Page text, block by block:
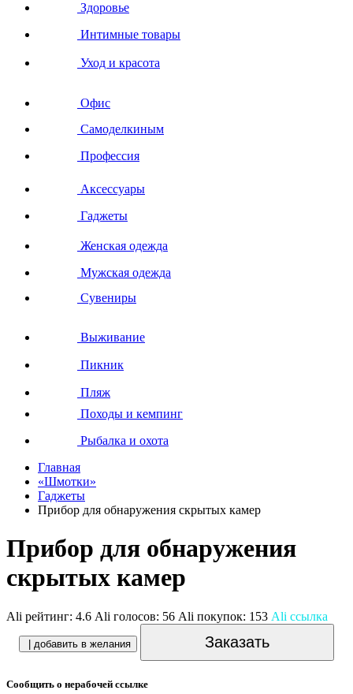
Здоровье
Интимные товары
Уход и красота
Офис
Самоделкиным
Профессия
Аксессуары
Гаджеты
Женская одежда
Мужская одежда
Сувениры
Выживание
Пикник
Пляж
Походы и кемпинг
Рыбалка и охота
Главная
«Шмотки»
Гаджеты
Прибор для обнаружения скрытых камер
Прибор для обнаружения
скрытых камер
Ali рейтинг: 4.6 Ali голосов: 56 Ali покупок: 153 Ali ссылка
| добавить в желания Заказать
Сообщить о нерабочей ссылке